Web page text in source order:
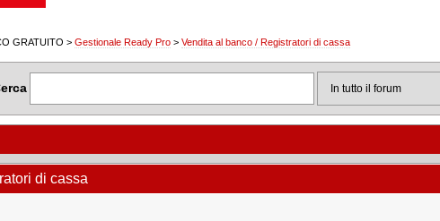
GRATUITO > Gestionale Ready Pro > Vendita al banco / Registratori di cassa
di cassa